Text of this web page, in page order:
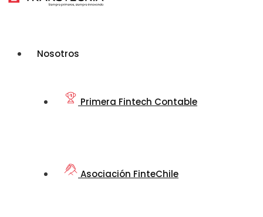
Nosotros
Primera Fintech Contable
Asociación FinteChile